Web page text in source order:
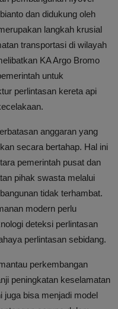
dan didukung oleh
langkah krusial
transportasi di wilayah
KA Argo Bromo
untuk
perlintasan kereta api
anggaran yang
secara bertahap. Hal ini
pemerintah pusat dan
pihak swasta melalui
tidak terhambat.
modern perlu
deteksi perlintasan
perlintasan sebidang.
perkembangan
peningkatan keselamatan
juga bisa menjadi model